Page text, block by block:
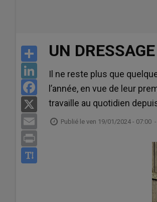
Share
LinkedIn
Facebook
Email
UN
Il ne reste plus que
l’année, en vue de leur
travaille au quotidien
Publié le ven 19/01/2024 - 07:00